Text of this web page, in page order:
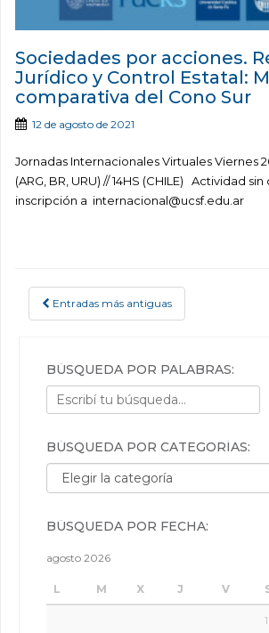
Sociedades por acciones.
Jurídico y Control Estatal:
comparativa del Cono Sur
12 de agosto de 2021
Jornadas Internacionales Virtuales Viernes
(ARG, BR, URU) // 14HS (CHILE) Actividad
inscripción a internacional@ucsf.edu.ar
POSTS NAVIGATION
Entradas más antiguas
BÚSQUEDA POR PALABRAS:
BÚSQUEDA POR CATEGORÍAS:
Búsqueda por categorías:
BÚSQUEDA POR FECHA:
agosto 2026
L M X J V
1